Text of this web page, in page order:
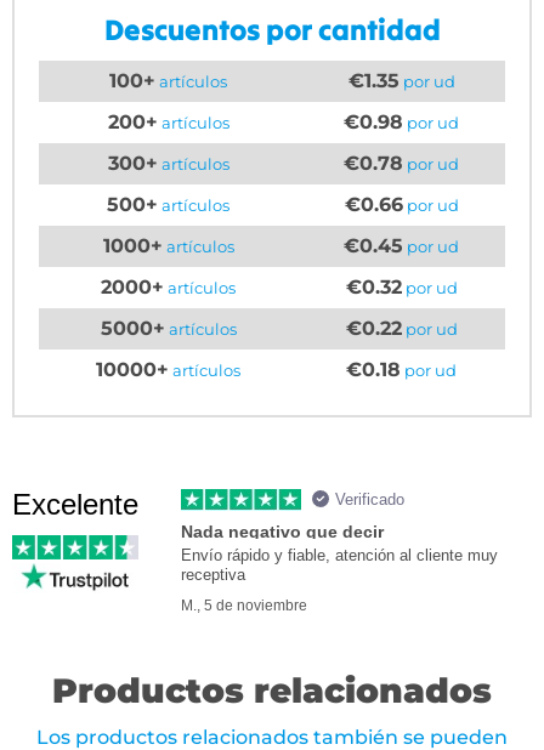
Descuentos por cantidad
100+ artículos €1.35 por ud
200+ artículos €0.98 por ud
300+ artículos €0.78 por ud
500+ artículos €0.66por ud
1000+ artículos €0.45 por ud
2000+ artículos €0.32por ud
5000+ artículos €0.22por ud
10000+ artículos €0.18 por ud
Excelente Verificado
Nada negativo que decir
Envío rápido y fiable, atención al cliente muy
receptiva
M., 5 de noviembre
Productos relacionados
Los productos relacionados también se pueden